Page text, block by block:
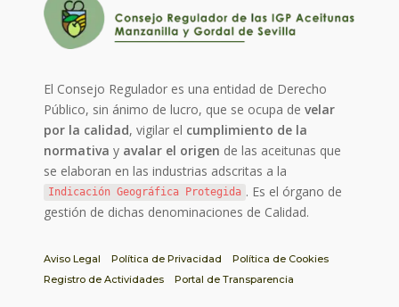
El Consejo Regulador es una entidad de Derecho
Público, sin ánimo de lucro, que se ocupa develar
por la calidad, vigilar el cumplimiento de la
normativa y avalar el origen de las aceitunas que
se elaboran en las industrias adscritas a la
Indicación Geográfica Protegida . Es el órgano de
gestión de dichas denominaciones de Calidad.
Aviso Legal Política de Privacidad
Política de Cookies
Registro de Actividades
Portal de Transparencia